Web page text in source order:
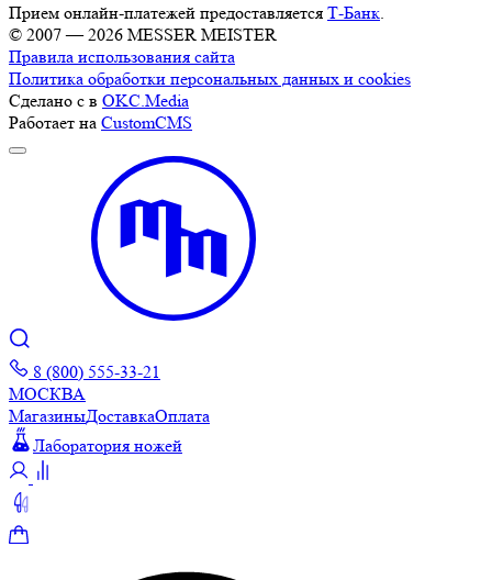
Прием онлайн-платежей предоставляется Т-Банк
© 2007 — 2026 MESSER MEISTER
Правила использования сайта
Политика обработки персональных данных и cookies
Сделано с в OKC.Media
Работает на CustomCMS
8 (800) 555-33-21
МОСКВА
МагазиныДоставкаОплата
Лаборатория ножей